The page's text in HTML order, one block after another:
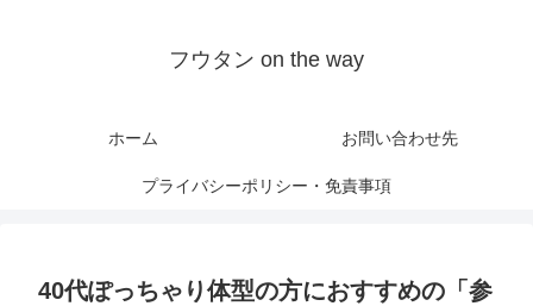
フウタン on the way
ホーム お問い合わせ先
プライバシーポリシー・免責事項
40代ぽっちゃり体型の方におすすめの「参